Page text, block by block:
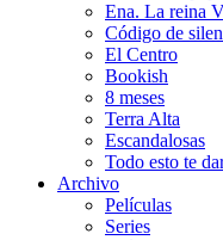
Ena. La reina
Código de
El Centro
Bookish
8 meses
Terra Alta
Escandalosas
Todo esto te
Archivo
Películas
Series